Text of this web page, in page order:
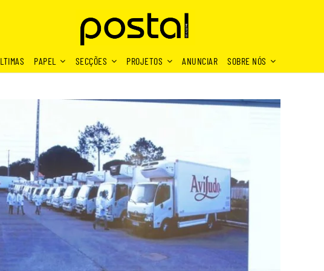
PAPEL SECÇÕES PROJETOS ANUNCIAR SOBRE NÓS